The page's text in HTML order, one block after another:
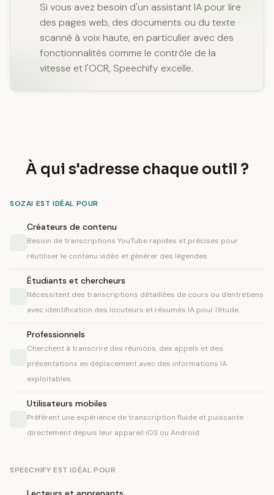
Si vous avez besoin d'un assistant IA pour lire
des pages web, des documents ou du texte
scanné à voix haute, en particulier avec des
fonctionnalités comme le contrôle de la
vitesse et l'OCR, Speechify excelle.
À qui s'adresse chaque outil ?
SOZAI EST IDÉAL POUR
Créateurs de contenu
Besoin de transcriptions YouTube rapides et précises pour
réutiliser le contenu vidéo et générer des légendes.
Étudiants et chercheurs
Nécessitent des transcriptions détaillées de cours ou d'entretiens
avec identification des locuteurs et résumés IA pour l'étude.
Professionnels
Cherchent à transcrire des réunions, des appels et des
présentations en déplacement avec des informations IA
exploitables.
Utilisateurs mobiles
Préfèrent une expérience de transcription fluide et puissante
directement depuis leur appareil iOS ou Android.
SPEECHIFY EST IDÉAL POUR